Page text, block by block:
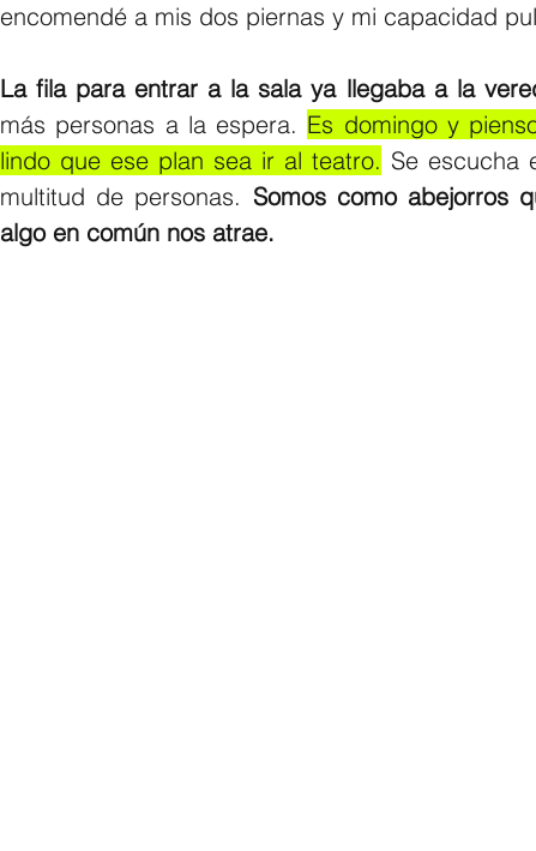
encomendé a mis dos piernas y mi capacidad
La fila para entrar a la sala ya llegaba a la
más personas a la espera. Es domingo y
lindo que ese plan sea ir al teatro. Se escucha
multitud de personas. Somos como abejorros
algo en común nos atrae.